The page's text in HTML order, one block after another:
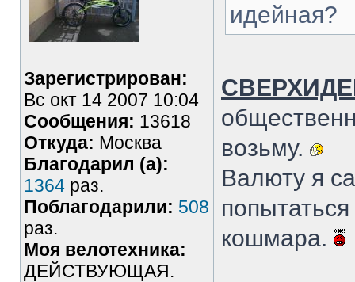
Зарегистрирован:
Вс окт 14 2007 10:04
Сообщения: 13618
Откуда: Москва
Благодарил (а):
1364 раз.
Поблагодарили: 508
раз.
Моя велотехника:
ДЕЙСТВУЮЩАЯ.
идейная?
возьму.
Валюту я
попытаться
кошмара.